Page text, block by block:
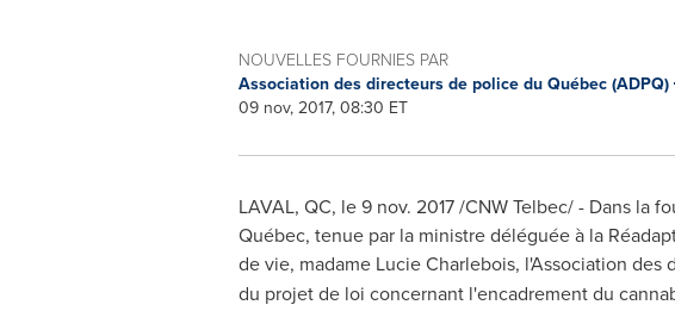
NOUVELLES FOURNIES PAR
Association des directeurs de police du Québec (ADPQ)
09 nov, 2017, 08:30 ET
LAVAL, QC, le9 nov. 2017 /CNW Telbec/ - Dans la
Québec, tenue parla ministre déléguée à la
de vie, madame Lucie Charlebois, l'Association des
du projet de loi concernant l'encadrement du